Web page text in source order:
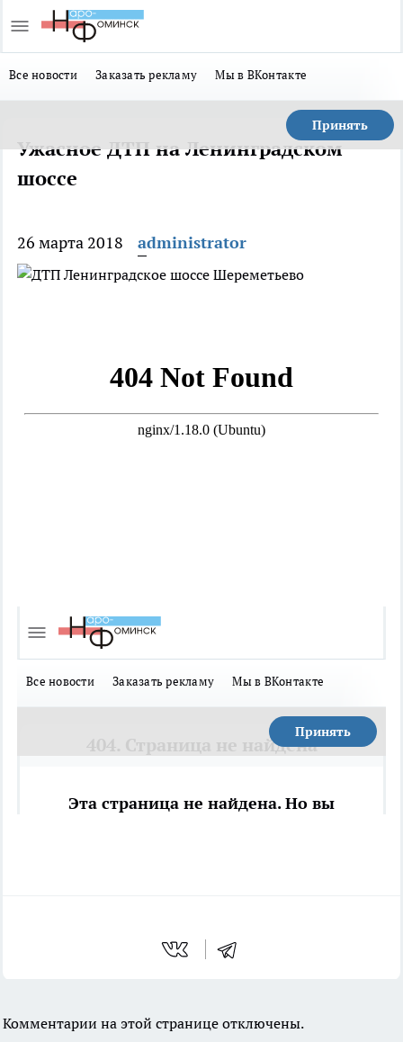
Все новости Заказать рекламу Мы в ВКонтакте
Принять
Ужасное ДТП на Ленинградском
шоссе
26 марта 2018 administrator
Комментарии на этой странице отключены.